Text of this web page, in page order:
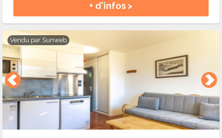
+ d'infos >
Vendu par Sunweb